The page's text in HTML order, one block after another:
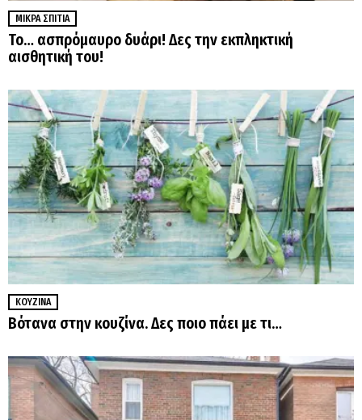
ΜΙΚΡΆ ΣΠΊΤΙΑ
Το… ασπρόμαυρο δυάρι! Δες την εκπληκτική
αισθητική του!
ΚΟΥΖΊΝΑ
Βότανα στην κουζίνα. Δες ποιο πάει με τι…